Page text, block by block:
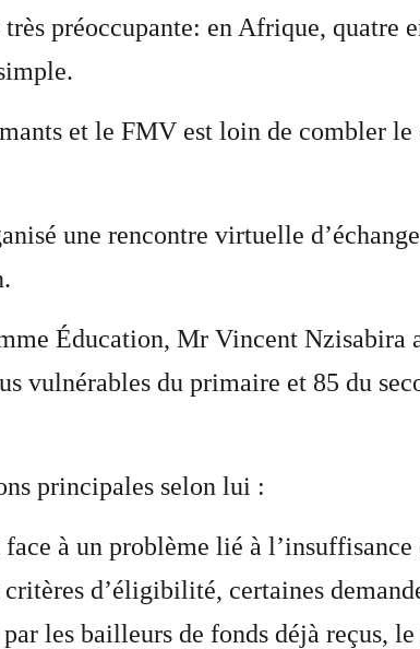
préoccupante: en Afrique, quatre
et le FMV est loin de combler le
une rencontre virtuelle
Éducation, Mr Vincent Nzisabira
vulnérables du primaire et 85 du
principales selon lui :
à un problème lié à l’insuffisance
d’éligibilité, certaines
les bailleurs de fonds déjà reçus,